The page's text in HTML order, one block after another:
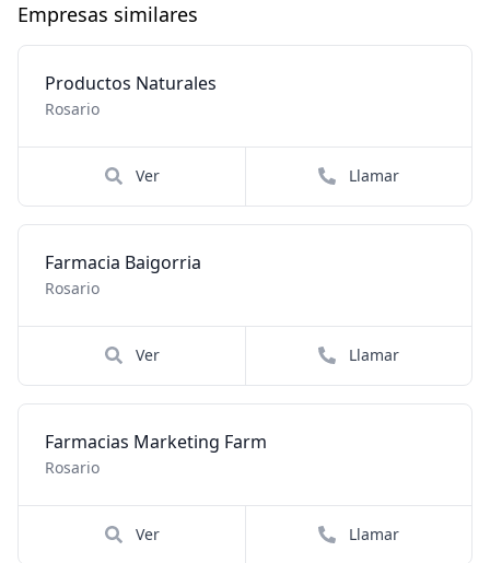
Empresas similares
Productos Naturales
Rosario
Ver Llamar
Farmacia Baigorria
Rosario
Ver Llamar
Farmacias Marketing Farm
Rosario
Ver Llamar